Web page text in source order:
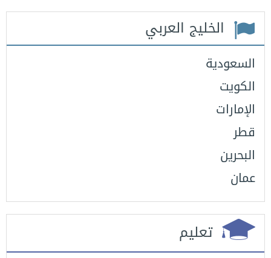
الخليج العربي
السعودية
الكويت
الإمارات
قطر
البحرين
عمان
تعليم